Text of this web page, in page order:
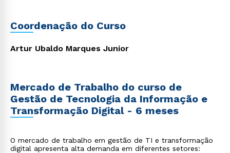
Coordenação do Curso
Artur Ubaldo Marques Junior
Mercado de Trabalho do curso de
Gestão de Tecnologia da Informação e
Transformação Digital - 6 meses
O mercado de trabalho em gestão de TI e transformação
digital apresenta alta demanda em diferentes setores: